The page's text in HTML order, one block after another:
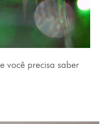
você precisa saber